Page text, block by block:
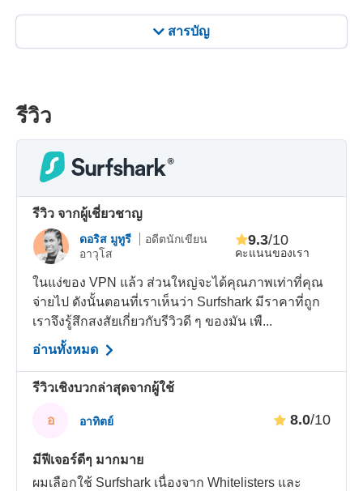
สารบัญ
รีวิว
รีวิว จากผู้เชี่ยวชาญ
ดอริส มูทูรี
อดีตนักเขียน
อาวุโส
คะแนนของเรา
9.3/10
ในแง่ของ VPN แล้ว ส่วนใหญ่จะได้คุณภาพเท่าที่คุณ
จ่ายไป ดังนั้นตอนที่เราเห็นว่า Surfshark มีราคาที่ถูก
เราจึงรู้สึกสงสัยเกี่ยวกับรีวิวดี ๆ ของมัน เพื...
อ่านทั้งหมด
รีวิวเชิงบวกล่าสุดจากผู้ใช้
อ อาทิตย์ 8.0/10
มีฟีเจอร์ดีๆ มากมาย
ผมเลือกใช้ Surfshark เนื่องจาก Whitelisters และ